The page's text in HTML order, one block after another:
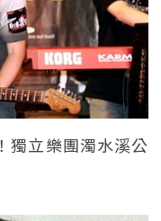
獨立樂團濁水溪公